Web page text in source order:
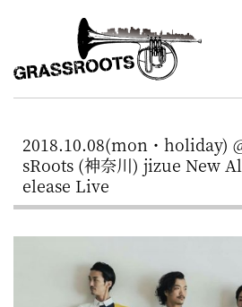
浜
グ
ス
ル
ー
駅
北
西
口
か
ら
徒
2018.10.08(mon・holiday)
sRoots (神奈川) jizue New
elease Live